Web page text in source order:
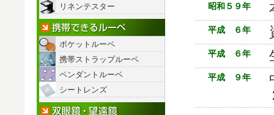
リネンテスター
携帯できるルーペ
ポケットルーペ
携帯ストラップルーペ
ペンダントルーペ
シートレンズ
双眼鏡/望遠鏡
昭和５９年
平成 ６年
平成 ６年
平成 ９年